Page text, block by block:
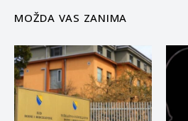
MOŽDA VAS ZANIMA